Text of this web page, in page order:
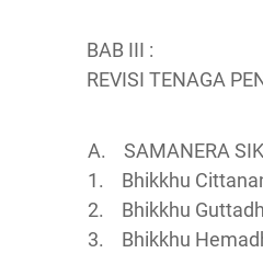
BAB III :
REVISI TENAGA
A. SAMANERA
1. Bhikkhu
2. Bhikkhu
3. Bhikkhu